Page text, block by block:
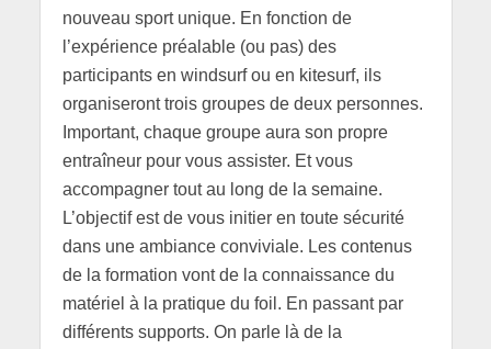
nouveau sport unique. En fonction de
l’expérience préalable (ou pas) des
participants en windsurf ou en kitesurf, ils
organiseront trois groupes de deux personnes.
Important, chaque groupe aura son propre
entraîneur pour vous assister. Et vous
accompagner tout au long de la semaine.
L’objectif est de vous initier en toute sécurité
dans une ambiance conviviale. Les contenus
de la formation vont de la connaissance du
matériel à la pratique du foil. En passant par
différents supports. On parle là de la